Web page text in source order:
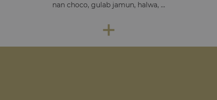
nan choco, gulab jamun, halwa, ...
+